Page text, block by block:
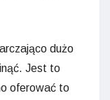
dużo
Jest to
oferować to